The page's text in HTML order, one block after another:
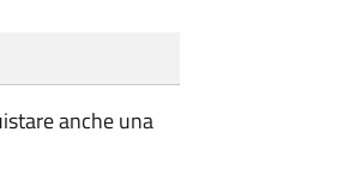
anche una